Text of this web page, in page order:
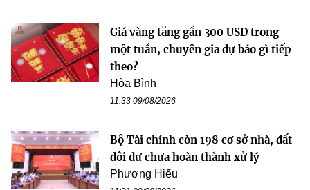
Giá vàng tăng gần 300 USD trong
một tuần, chuyên gia dự báo gì tiếp
theo?
Hòa Bình
11:33 09/08/2026
Bộ Tài chính còn 198 cơ sở nhà, đất
dôi dư chưa hoàn thành xử lý
Phương Hiếu